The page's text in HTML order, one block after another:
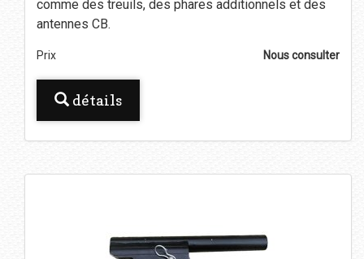
comme des treuils, des phares additionnels et des
antennes CB.
Prix Nous consulter
détails